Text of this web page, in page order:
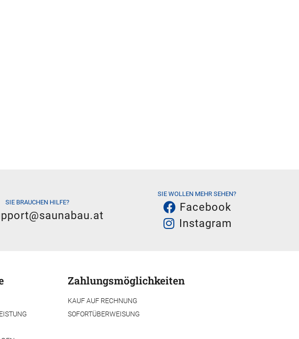
SIE BRAUCHEN HILFE?
SIE WOLLEN MEHR SEHEN?
Facebook
Instagram
Zahlungsmöglichkeiten
KAUF AUF RECHNUNG
SOFORTÜBERWEISUNG